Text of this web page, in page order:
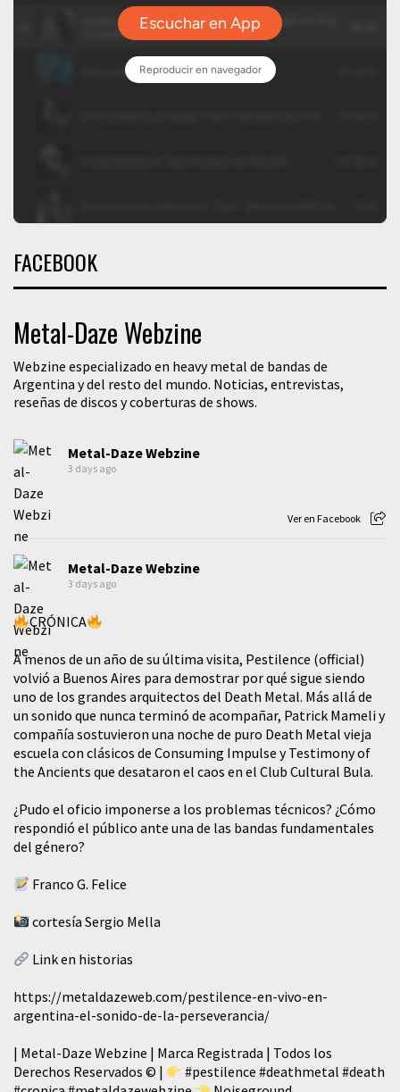
FACEBOOK
Metal-Daze Webzine
Webzine especializado en heavy metal de bandas de
Argentina y del resto del mundo. Noticias, entrevistas,
reseñas de discos y coberturas de shows.
Metal-Daze Webzine
3 days ago
Ver en Facebook
Metal-Daze Webzine
3 days ago
CRÓNICA
A menos de un año de su última visita, Pestilence (official)
volvió a Buenos Aires para demostrar por qué sigue siendo
uno de los grandes arquitectos del Death Metal. Más allá de
un sonido que nunca terminó de acompañar, Patrick Mameli y
compañía sostuvieron una noche de puro Death Metal vieja
escuela con clásicos de Consuming Impulse y Testimony of
the Ancients que desataron el caos en el Club Cultural Bula.
¿Pudo el oficio imponerse a los problemas técnicos? ¿Cómo
respondió el público ante una de las bandas fundamentales
del género?
Franco G. Felice
cortesía Sergio Mella
Link en historias
https://metaldazeweb.com/pestilence-en-vivo-en-
argentina-el-sonido-de-la-perseverancia/
| Metal-Daze Webzine | Marca Registrada | Todos los
Derechos Reservados © |
#pestilence #deathmetal #death